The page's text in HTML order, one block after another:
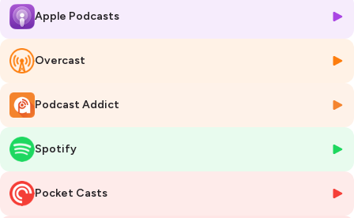
Cette épreuve devient un point de bascule.
En guérissant, il renforce profondément son estime de lui et consolide
une conviction : la médecine n’est pas seulement un héritage familial,
c’est aussi une vocation : celle de soigner à son tour.
HomeDoc, une solution pour les internes
d’innover, Olivier ne pouvait pas rester indifférent à un problème qu’il a
lui-même rencontré :
Des besoins de 6 mois ; un statut mal compris ; des propriétaires
Apple Podcasts
Overcast
Podcast Addict
Spotify
Pocket Casts